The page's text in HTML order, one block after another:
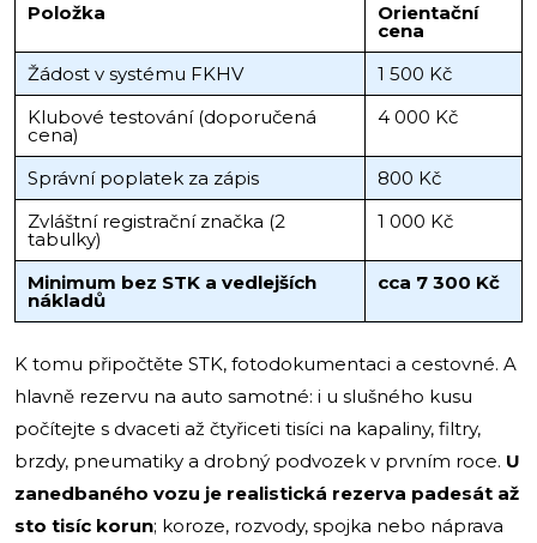
Položka Orientační
cena
Žádost v systému FKHV
1 500 Kč
Klubové testování (doporučená
cena)
4 000 Kč
Správní poplatek za zápis
800 Kč
Zvláštní registrační značka (2
tabulky)
1 000 Kč
Minimum bez STK a vedlejších
nákladů
cca 7 300 Kč
K tomu připočtěte STK, fotodokumentaci a cestovné. A
hlavně rezervu na auto samotné: i u slušného kusu
počítejte s dvaceti až čtyřiceti tisíci na kapaliny, filtry,
brzdy, pneumatiky a drobný podvozek v prvním roce. U
zanedbaného vozu je realistická rezerva padesát až
sto tisíc korun; koroze, rozvody, spojka nebo náprava